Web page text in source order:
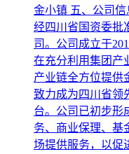
金小镇 五、公司
经四川省国资委批
司。公司成立于
在充分利用集团产
产业链全方位提供
致力成为四川省领
台。公司已初步形
务、商业保理、基
场提供服务，以促